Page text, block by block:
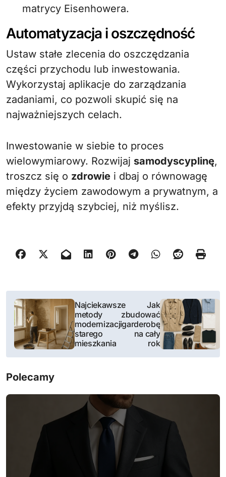
matrycy Eisenhowera.
Automatyzacja i oszczędność
Ustaw stałe zlecenia do oszczędzania
części przychodu lub inwestowania.
Wykorzystaj aplikacje do zarządzania
zadaniami, co pozwoli skupić się na
najważniejszych celach.
Inwestowanie w siebie to proces
wielowymiarowy. Rozwijaj samodyscyplinę,
troszcz się o zdrowie i dbaj o równowagę
między życiem zawodowym a prywatnym, a
efekty przyjdą szybciej, niż myślisz.
N
w
i
g
a
Najciekawsze
metody
modernizacji
starego
mieszkania
Jak
zbudować
garderobę
na cały
rok
Polecamy